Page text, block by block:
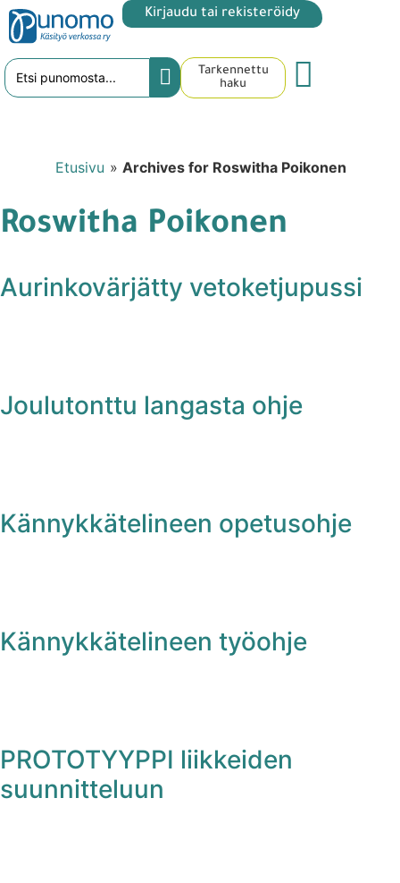
Kirjaudu tai rekisteröidy
Tarkennettu
haku
Etusivu » Archives for Roswitha Poikonen
Roswitha Poikonen
Aurinkovärjätty vetoketjupussi
Joulutonttu langasta ohje
Kännykkätelineen opetusohje
Kännykkätelineen työohje
PROTOTYYPPI liikkeiden
suunnitteluun